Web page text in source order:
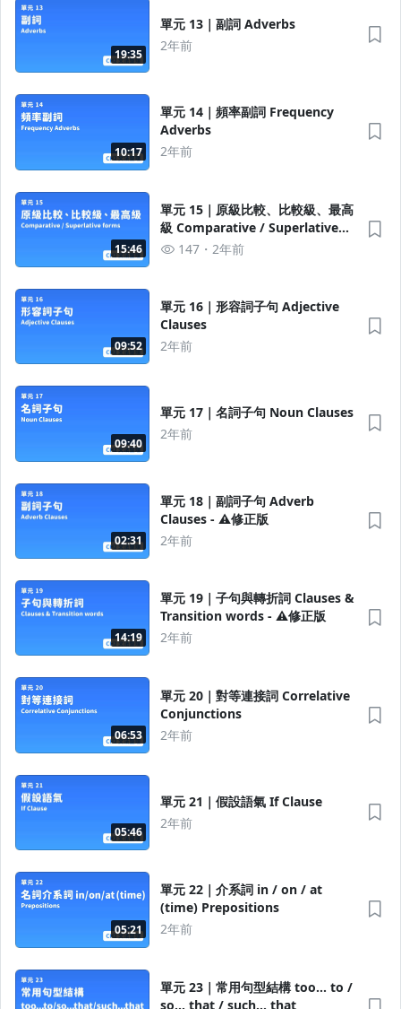
19:35
單元 13｜副詞 Adverbs
2年前
10:17
單元 14｜頻率副詞 Frequency
Adverbs
2年前
15:46
單元 15｜原級比較、比較級、最高
級 Comparative / Superlative
forms
147 2年前
09:52
單元 16｜形容詞子句 Adjective
Clauses
2年前
09:40
單元 17｜名詞子句 Noun Clauses
2年前
02:31
單元 18｜副詞子句 Adverb
Clauses - ⚠️修正版
2年前
14:19
單元 19｜子句與轉折詞 Clauses &
Transition words - ⚠️修正版
2年前
06:53
單元 20｜對等連接詞 Correlative
Conjunctions
2年前
05:46
單元 21｜假設語氣 If Clause
2年前
05:21
單元 22｜介系詞 in / on / at
(time) Prepositions
2年前
單元 23｜常用句型結構 too... to /
so... that / such... that